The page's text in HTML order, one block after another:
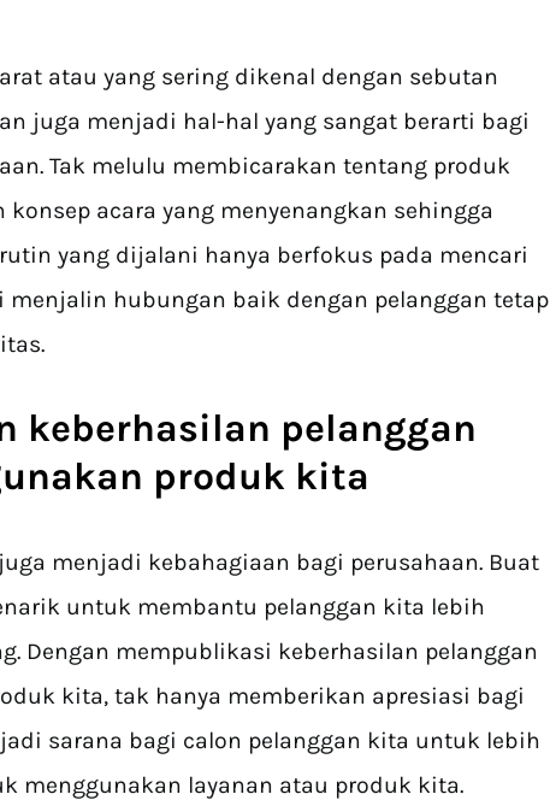
atau yang sering dikenal dengan sebutan
juga menjadi hal-hal yang sangat berarti bagi
Tak melulu membicarakan tentang produk
acara yang menyenangkan sehingga
yang dijalani hanya berfokus pada mencari
menjalin hubungan baik dengan pelanggan tetap
keberhasilan pelanggan
produk kita
menjadi kebahagiaan bagi perusahaan. Buat
untuk membantu pelanggan kita lebih
Dengan mempublikasi keberhasilan pelanggan
kita, tak hanya memberikan apresiasi bagi
sarana bagi calon pelanggan kita untuk lebih
menggunakan layanan atau produk kita.